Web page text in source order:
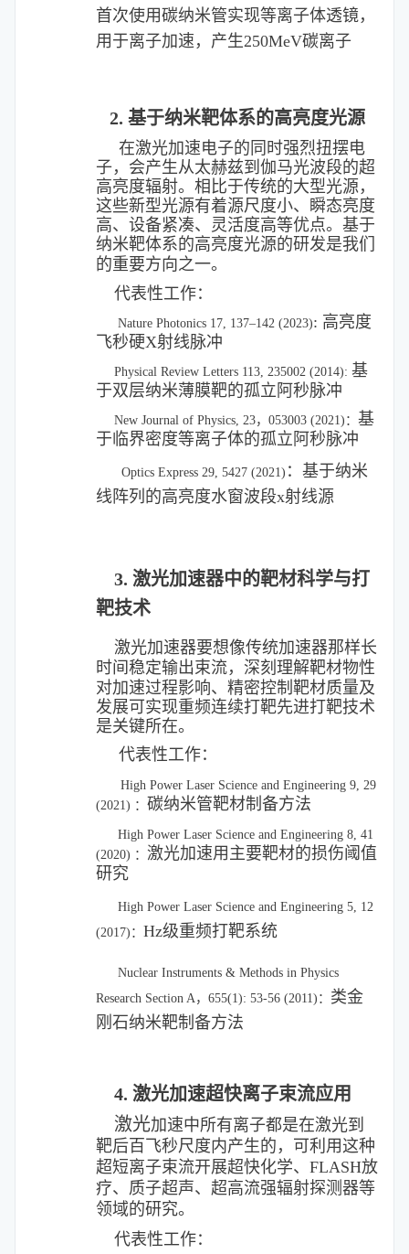
首次使用碳纳米管实现等离子体透镜，
用于离子加速，产生250MeV碳离子
2. 基于纳米靶体系的高亮度光源
在激光加速电子的同时强烈扭摆电
子，会产生从太赫兹到伽马光波段的超
高亮度辐射。相比于传统的大型光源，
这些新型光源有着源尺度小、瞬态亮度
高、设备紧凑、灵活度高等优点。基于
纳米靶体系的高亮度光源的研发是我们
的重要方向之一。
代表性工作：
Nature Photonics 17, 137–142 (2023): 高亮度
飞秒硬X射线脉冲
Physical Review Letters 113, 235002 (2014): 基
于双层纳米薄膜靶的孤立阿秒脉冲
New Journal of Physics, 23，053003 (2021)： 基
于临界密度等离子体的孤立阿秒脉冲
Optics Express 29, 5427 (2021) ：基于纳米
线阵列的高亮度水窗波段x射线源
3. 激光加速器中的靶材科学与打
靶技术
激光加速器要想像传统加速器那样长
时间稳定输出束流，深刻理解靶材物性
对加速过程影响、精密控制靶材质量及
发展可实现重频连续打靶先进打靶技术
是关键所在。
代表性工作：
High Power Laser Science and Engineering 9, 29
(2021) ： 碳纳米管靶材制备方法
High Power Laser Science and Engineering 8, 41
(2020) ： 激光加速用主要靶材的损伤阈值
研究
High Power Laser Science and Engineering 5, 12
(2017)： Hz级重频打靶系统
Nuclear Instruments & Methods in Physics
Research Section A，655(1): 53-56 (2011)： 类金
刚石纳米靶制备方法
4. 激光加速超快离子束流应用
激光加速中所有离子都是在激光到
靶后百飞秒尺度内产生的，可利用这种
超短离子束流开展超快化学、FLASH放
疗、质子超声、超高流强辐射探测器等
领域的研究。
代表性工作：